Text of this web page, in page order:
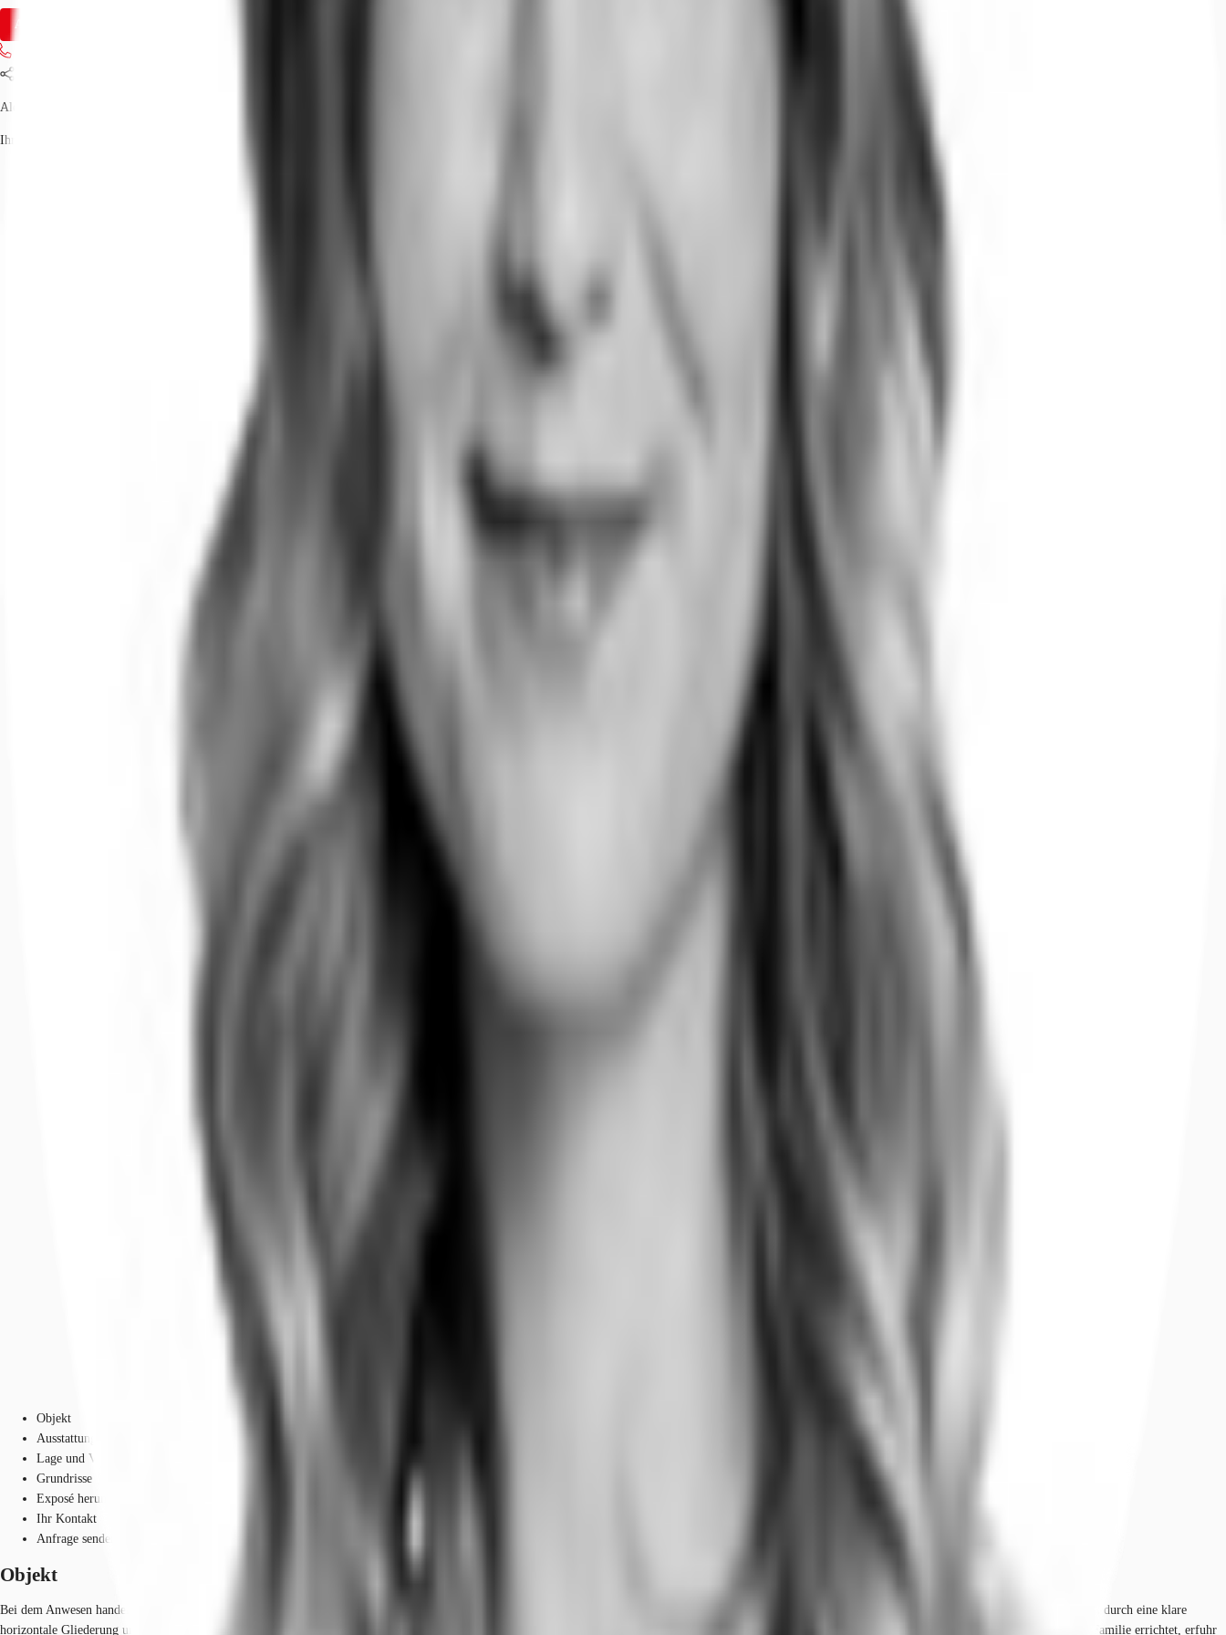
Anfrage senden
Alexandra Teich
Ihr Kontakt
Objekt
Ausstattung
Lage und Verkehrsanbindung
Grundrisse
Exposé herunterladen
Ihr Kontakt
Anfrage senden
Objekt
Bei dem Anwesen handelt es sich um ein repräsentatives, denkmalgeschütztes Gebäude im Stil des Neoklassizismus, dessen Ursprünge bis in das späte 18. Jahrhundert zurückreichen. Die Fassade aus Sandstein wird durch eine klare
horizontale Gliederung und eine abschließende Balustrade geprägt. Historische Details wie Gewölbe im Keller sind bis heute erhalten geblieben. Ursprünglich als Wohn- und Bankhaus einer bedeutenden Berliner Familie errichtet, erfuhr